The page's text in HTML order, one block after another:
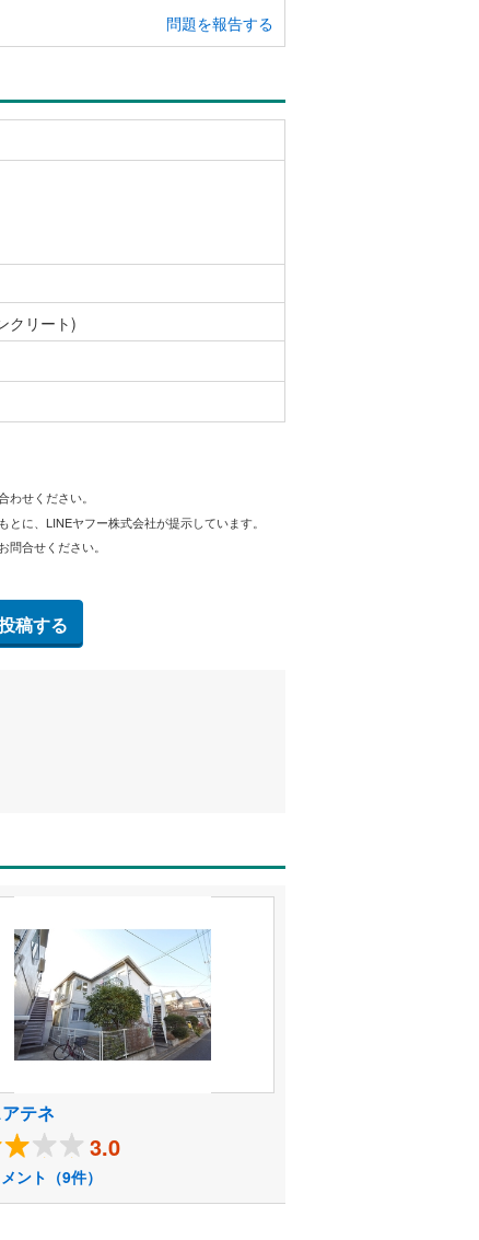
問題を報告する
クリート)
せください。
とに、LINEヤフー株式会社が提示しています。
合せください。
稿する
テネ
3.0
ント（9件）